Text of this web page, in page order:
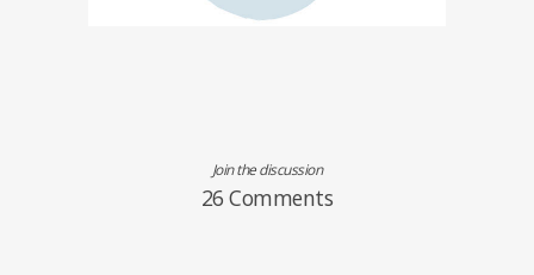
Join the discussion
26 Comments